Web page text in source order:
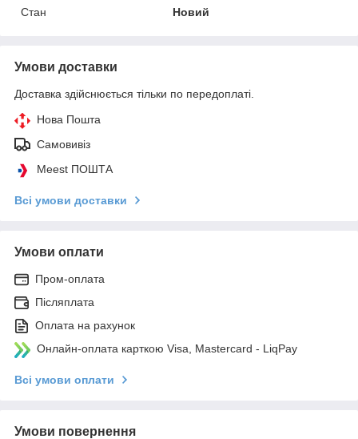
Стан
Новий
Умови доставки
Доставка здійснюється тільки по передоплаті.
Нова Пошта
Самовивіз
Meest ПОШТА
Всі умови доставки
Умови оплати
Пром-оплата
Післяплата
Оплата на рахунок
Онлайн-оплата карткою Visa, Mastercard - LiqPay
Всі умови оплати
Умови повернення